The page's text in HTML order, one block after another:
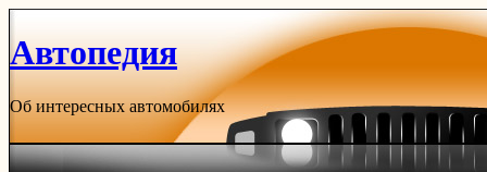
Автопедия
Об интересных автомобилях